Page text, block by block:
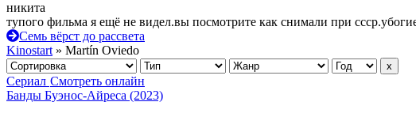
никита
тупого фильма я ещё не видел.вы посмотрите как снимали при
Семь вёрст до рассвета
Kinostart » Martín Oviedo
Сериал Смотреть онлайн
Банды Буэнос-Айреса (2023)